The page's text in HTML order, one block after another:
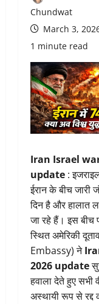
Chundwat
March 3,
1 minute read
Iran Israel
update :
ईरान के बीच
दिन है और हालात
जा रहे हैं। इस बीच
स्थित अमेरिकी
Embassy) ने
2026 update
हवाला देते हुए सभी
अस्थायी रूप से रद्द